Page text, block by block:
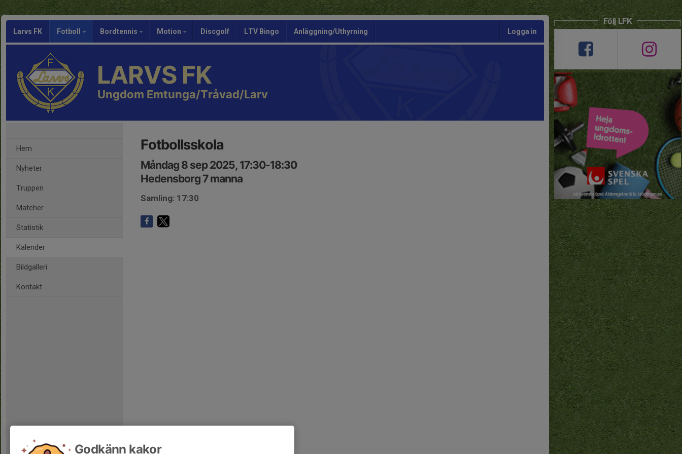
Larvs FK Fotboll Bordtennis Motion Discgolf LTV Bingo Anläggning/Uthyrning Logga in
LARVS FK
Ungdom Emtunga/Tråvad/Larv
Hem
Nyheter
Truppen
Matcher
Statistik
Kalender
Bildgalleri
Kontakt
Fotbollsskola
Måndag 8 sep 2025, 17:30-18:30
Hedensborg 7 manna
Samling: 17:30
Följ LFK
Godkänn kakor